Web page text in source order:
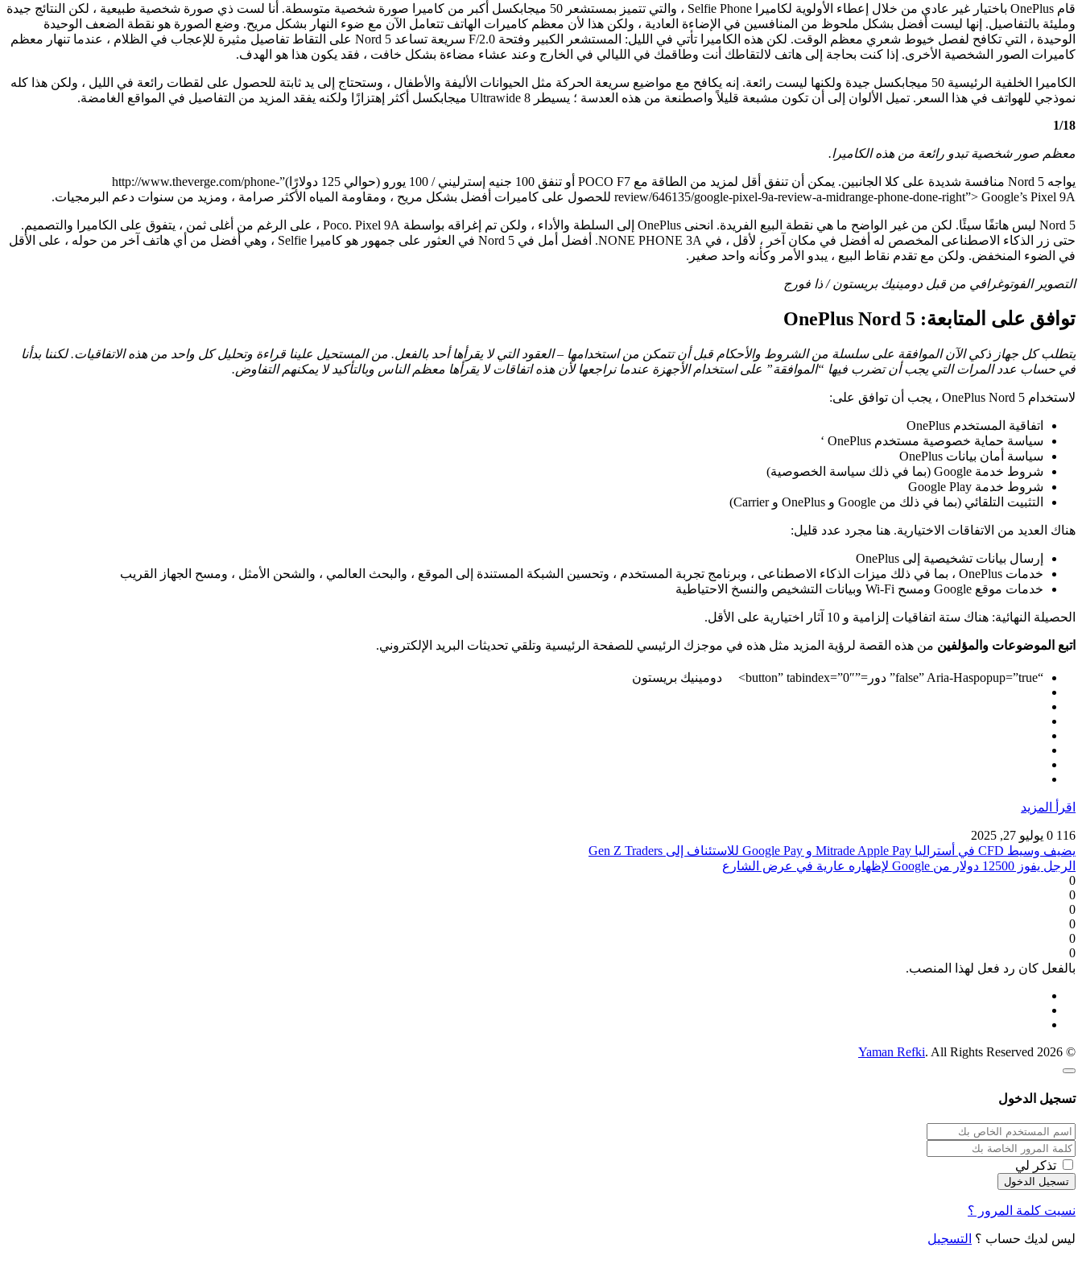
قام OnePlus باختيار غير عادي من خلال إعطاء الأولوية لكاميرا Selfie Phone ، والتي تتميز بمستشعر 50 ميجابكسل أكبر من كاميرا صورة شخصية متوسطة. أنا لست ذي صورة شخصية طبيعية ، لكن النتائج جيدة
ومليئة بالتفاصيل. إنها ليست أفضل بشكل ملحوظ من المنافسين في الإضاءة العادية ، ولكن هذا لأن معظم كاميرات الهاتف تتعامل الآن مع ضوء النهار بشكل مريح. وضع الصورة هو نقطة الضعف الوحيدة
الوحيدة ، التي تكافح لفصل خيوط شعري معظم الوقت. لكن هذه الكاميرا تأتي في الليل: المستشعر الكبير وفتحة F/2.0 سريعة تساعد Nord 5 على التقاط تفاصيل مثيرة للإعجاب في الظلام ، عندما تنهار معظم
كاميرات الصور الشخصية الأخرى. إذا كنت بحاجة إلى هاتف لالتقاطك أنت وطاقمك في الليالي في الخارج وعند عشاء مضاءة بشكل خافت ، فقد يكون هذا هو الهدف.
الكاميرا الخلفية الرئيسية 50 ميجابكسل جيدة ولكنها ليست رائعة. إنه يكافح مع مواضيع سريعة الحركة مثل الحيوانات الأليفة والأطفال ، وستحتاج إلى يد ثابتة للحصول على لقطات رائعة في الليل ، ولكن هذا كله
نموذجي للهواتف في هذا السعر. تميل الألوان إلى أن تكون مشبعة قليلاً واصطنعة من هذه العدسة ؛ يسيطر Ultrawide 8 ميجابكسل أكثر إهتزازًا ولكنه يفقد المزيد من التفاصيل في المواقع الغامضة.
1/18
معظم صور شخصية تبدو رائعة من هذه الكاميرا.
يواجه Nord 5 منافسة شديدة على كلا الجانبين. يمكن أن تنفق أقل لمزيد من الطاقة مع POCO F7 أو تنفق 100 جنيه إسترليني / 100 يورو (حوالي 125 دولارًا)”http://www.theverge.com/phone-
review/646135/google-pixel-9a-review-a-midrange-phone-done-right”> Google’s Pixel 9A للحصول على كاميرات أفضل بشكل مريح ، ومقاومة المياه الأكثر صرامة ، ومزيد من سنوات دعم البرمجيات.
Nord 5 ليس هاتفًا سيئًا. لكن من غير الواضح ما هي نقطة البيع الفريدة. انحنى OnePlus إلى السلطة والأداء ، ولكن تم إغراقه بواسطة Poco. Pixel 9A ، على الرغم من أغلى ثمن ، يتفوق على الكاميرا والتصميم.
حتى زر الذكاء الاصطناعى المخصص له أفضل في مكان آخر ، لأقل ، في NONE PHONE 3A. أفضل أمل في Nord 5 في العثور على جمهور هو كاميرا Selfie ، وهي أفضل من أي هاتف آخر من حوله ، على الأقل
في الضوء المنخفض. ولكن مع تقدم نقاط البيع ، يبدو الأمر وكأنه واحد صغير.
التصوير الفوتوغرافي من قبل دومينيك بريستون / ذا فورج
توافق على المتابعة: OnePlus Nord 5
يتطلب كل جهاز ذكي الآن الموافقة على سلسلة من الشروط والأحكام قبل أن تتمكن من استخدامها – العقود التي لا يقرأها أحد بالفعل. من المستحيل علينا قراءة وتحليل كل واحد من هذه الاتفاقيات. لكننا بدأنا
في حساب عدد المرات التي يجب أن تضرب فيها “الموافقة” على استخدام الأجهزة عندما نراجعها لأن هذه اتفاقات لا يقرأها معظم الناس وبالتأكيد لا يمكنهم التفاوض.
لاستخدام OnePlus Nord 5 ، يجب أن توافق على:
اتفاقية المستخدم OnePlus
سياسة حماية خصوصية مستخدم OnePlus ‘
سياسة أمان بيانات OnePlus
شروط خدمة Google (بما في ذلك سياسة الخصوصية)
شروط خدمة Google Play
التثبيت التلقائي (بما في ذلك من Google و OnePlus و Carrier)
هناك العديد من الاتفاقات الاختيارية. هنا مجرد عدد قليل:
إرسال بيانات تشخيصية إلى OnePlus
خدمات OnePlus ، بما في ذلك ميزات الذكاء الاصطناعى ، وبرنامج تجربة المستخدم ، وتحسين الشبكة المستندة إلى الموقع ، والبحث العالمي ، والشحن الأمثل ، ومسح الجهاز القريب
خدمات موقع Google ومسح Wi-Fi وبيانات التشخيص والنسخ الاحتياطية
الحصيلة النهائية: هناك ستة اتفاقيات إلزامية و 10 آثار اختيارية على الأقل.
اتبع الموضوعات والمؤلفين من هذه القصة لرؤية المزيد مثل هذه في موجزك الرئيسي للصفحة الرئيسية وتلقي تحديثات البريد الإلكتروني.
“false” Aria-Haspopup=”true” دور=”button” tabindex=”0″> دومينيك بريستون
اقرأ المزيد
116
0 يوليو 27, 2025
يضيف وسيط CFD في أستراليا Mitrade Apple Pay و Google Pay للاستئناف إلى Gen Z Traders
الرجل يفوز 12500 دولار من Google لإظهاره عارية في عرض الشارع
0
0
0
0
0
0
بالفعل كان رد فعل لهذا المنصب.
© 2026
Yaman Refki. All Rights Reserved
تسجيل الدخول
تذكر لي
نسيت كلمة المرور ؟
ليس لديك حساب ؟ التسجيل